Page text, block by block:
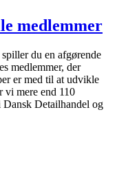
medlemmer
du en afgørende
medlemmer, der
er med til at udvikle
vi mere end 110
Dansk Detailhandel og